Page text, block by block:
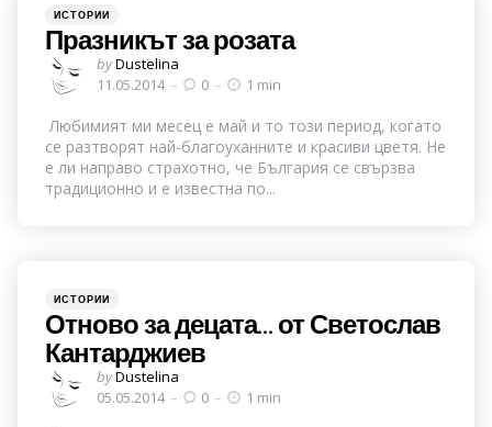
Categories
Posted
ИСТОРИИ
Празникът за розата
Posted
by
byDustelina
11.05.2014
0 1 min
Любимият ми месец е май и то този период, когато
се разтворят най-благоуханните и красиви цветя. Не
е ли направо страхотно, че България се свързва
традиционно и е известна по...
Categories
Posted
ИСТОРИИ
Отново за децата… от Светослав
Кантарджиев
Posted
by
byDustelina
05.05.2014
0 1 min